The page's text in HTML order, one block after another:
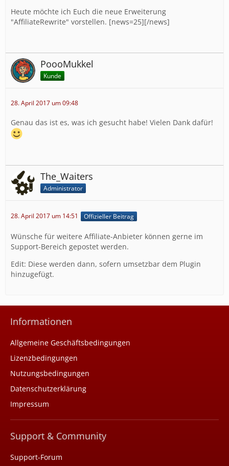
Heute möchte ich Euch die neue Erweiterung
"AffiliateRewrite" vorstellen. [news=25][/news]
PoooMukkel
Kunde
28. April 2017 um 09:48
Genau das ist es, was ich gesucht habe! Vielen Dank dafür!
The_Waiters
Administrator
28. April 2017 um 14:51 Offizieller Beitrag
Wünsche für weitere Affiliate-Anbieter können gerne im
Support-Bereich gepostet werden.
Edit: Diese werden dann, sofern umsetzbar dem Plugin
hinzugefügt.
Informationen
Allgemeine Geschäftsbedingungen
Lizenzbedingungen
Nutzungsbedingungen
Datenschutzerklärung
Impressum
Support & Community
Support-Forum